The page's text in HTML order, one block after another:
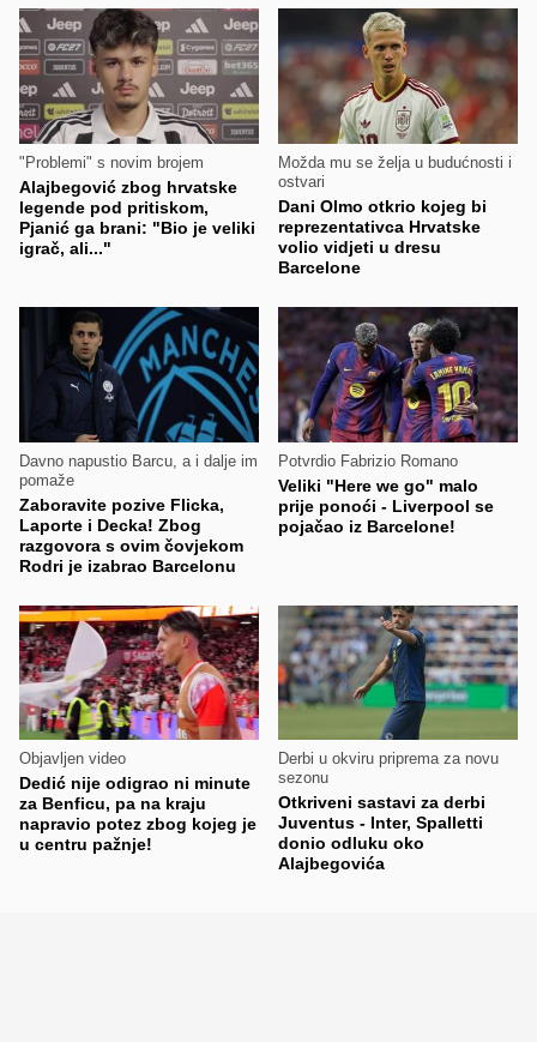
"Problemi" s novim brojem
Alajbegović zbog hrvatske
legende pod pritiskom,
Pjanić ga brani: "Bio je veliki
igrač, ali..."
Možda mu se želja u budućnosti i
ostvari
Dani Olmo otkrio kojeg bi
reprezentativca Hrvatske
volio vidjeti u dresu
Barcelone
Davno napustio Barcu, a i dalje im
pomaže
Zaboravite pozive Flicka,
Laporte i Decka! Zbog
razgovora s ovim čovjekom
Rodri je izabrao Barcelonu
Potvrdio Fabrizio Romano
Veliki "Here we go" malo
prije ponoći - Liverpool se
pojačao iz Barcelone!
Objavljen video
Dedić nije odigrao ni minute
za Benficu, pa na kraju
napravio potez zbog kojeg je
u centru pažnje!
Derbi u okviru priprema za novu
sezonu
Otkriveni sastavi za derbi
Juventus - Inter, Spalletti
donio odluku oko
Alajbegovića